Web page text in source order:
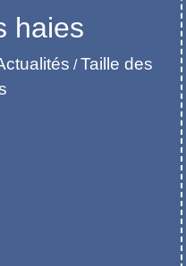
haies
/Taille des